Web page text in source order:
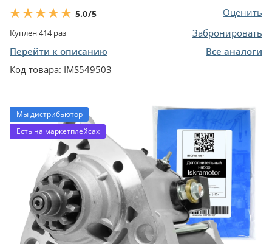
5.0/5 Оценить
Куплен414раз
Забронировать
Перейти к описанию
Все аналоги
Код товара: IMS549503
Мы дистрибьютор
Есть на маркетплейсах